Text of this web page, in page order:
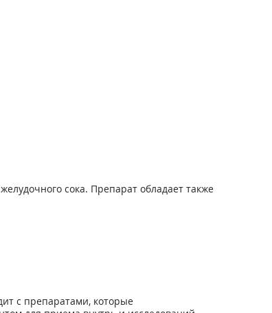
сока. Препарат обладает также
с препаратами, которые